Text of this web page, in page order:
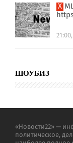
XML error in File:
ШОУБИЗ
«Новости22» —
политическое,